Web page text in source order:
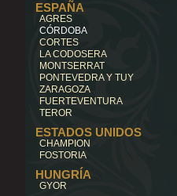
ESPAÑA
AGRES
CÓRDOBA
CORTES
LA CODOSERA
MONTSERRAT
PONTEVEDRA Y TUY
ZARAGOZA
FUERTEVENTURA
TEROR
ESTADOS UNIDOS
CHAMPION
FOSTORIA
HUNGRÍA
GYOR